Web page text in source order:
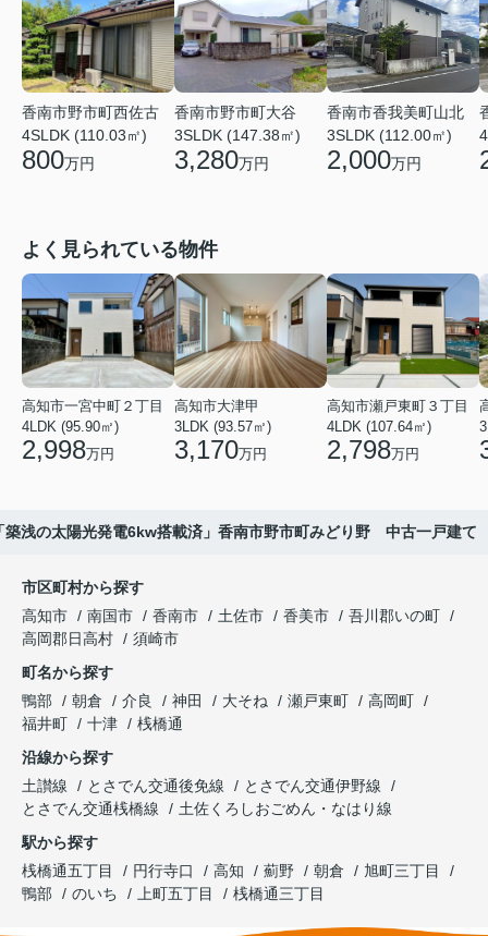
香南市野市町西佐古
4SLDK (110.03㎡)
800万円
香南市野市町大谷
3SLDK (147.38㎡)
3,280万円
香南市香我美町山北
3SLDK (112.00㎡)
2,000万円
よく見られている物件
高知市一宮中町２丁目
4LDK (95.90㎡)
2,998万円
高知市大津甲
3LDK (93.57㎡)
3,170万円
高知市瀬戸東町３丁目
4LDK (107.64㎡)
2,798万円
築浅の太陽光発電6kw搭載済」香南市野市町みどり野 中古一戸建て
市区町村から探す
高知市
南国市 香南市 土佐市 香美市
吾川郡いの町
高岡郡日高村
須崎市
町名から探す
鴨部
朝倉 介良 神田 大そね 瀬戸東町
高岡町
福井町
十津
桟橋通
沿線から探す
土讃線
とさでん交通後免線
とさでん交通伊野線
とさでん交通桟橋線
土佐くろしおごめん・なはり線
駅から探す
桟橋通五丁目
円行寺口 高知 薊野 朝倉
旭町三丁目
鴨部
のいち 上町五丁目 桟橋通三丁目